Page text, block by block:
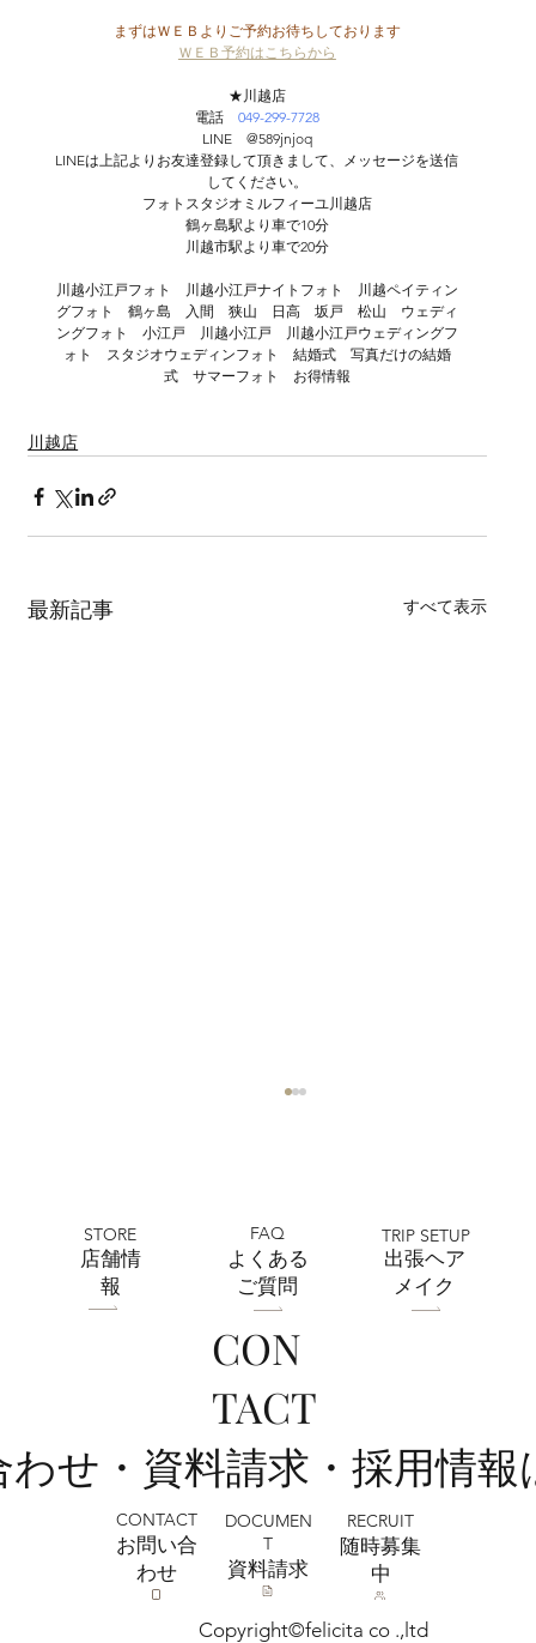
まずはＷＥＢよりご予約お待ちしております
ＷＥＢ予約はこちらから
★川越店
電話 049-299-7728
LINE　@589jnjoq
LINEは上記よりお友達登録して頂きまして、メッセージを送信
してください。
フォトスタジオミルフィーユ川越店
鶴ヶ島駅より車で10分
川越市駅より車で20分
川越小江戸フォト　川越小江戸ナイトフォト　川越ペイティン
グフォト　鶴ヶ島　入間　狭山　日高　坂戸　松山　ウェディ
ングフォト　小江戸　川越小江戸　川越小江戸ウェディングフ
ォト　スタジオウェディンフォト　結婚式　写真だけの結婚
式　サマーフォト　お得情報
川越店
最新記事 すべて表示
全店舗 ★ゴールデンウィークの営業に
Copyright©felicita co .,ltd
CON
TACT
せ・資料請求・採用情
CONTACT
お問い合
わせ
DOCUMEN
T
​資料請求
RECRUIT
​随時募集
中
STORE
​店舗情
報
FAQ
よくある
ご質問
TRIP SETUP
出張ヘア
メイク